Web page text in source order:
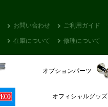
お問い合わせ ご利用ガイド
在庫について 修理について
オプションパーツ
オフィシャルグッズ